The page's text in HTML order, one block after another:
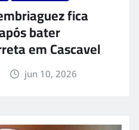
fica
bater
em Cascavel
jun 10, 2026